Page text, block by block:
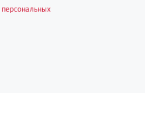
персональных